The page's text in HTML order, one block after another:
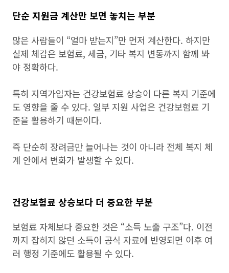
단순 지원금 계산만 보면 놓치는 부분
많은 사람들이 “얼마 받는지”만 먼저 계산한다. 하지만
실제 체감은 보험료, 세금, 기타 복지 변동까지 함께 봐
야 정확하다.
특히 지역가입자는 건강보험료 상승이 다른 복지 기준에
도 영향을 줄 수 있다. 일부 지원 사업은 건강보험료 기
준을 활용하기 때문이다.
즉 단순히 장려금만 늘어나는 것이 아니라 전체 복지 체
계 안에서 변화가 발생할 수 있다.
건강보험료 상승보다 더 중요한 부분
보험료 자체보다 중요한 것은 “소득 노출 구조”다. 이전
까지 잡히지 않던 소득이 공식 자료에 반영되면 이후 여
러 행정 기준에도 활용될 수 있다.